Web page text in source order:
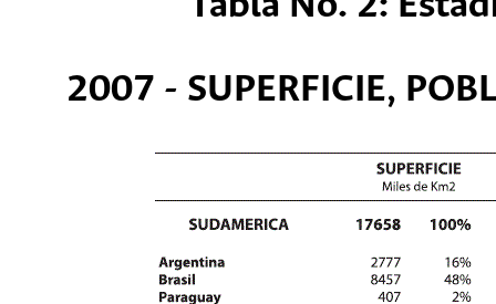
2007 - SUPERFICIE,